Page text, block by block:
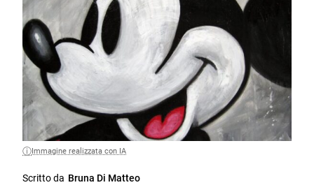
Immagine realizzata con IA
Scritto da Bruna Di Matteo